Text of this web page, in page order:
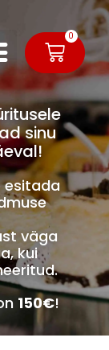
0
sinu
esitada
väga
kui
150€!